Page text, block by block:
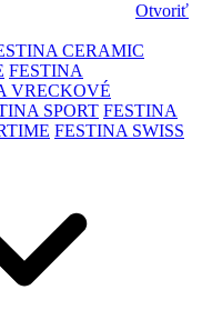
Otvoriť
CERAMIC
FESTINA
VRECKOVÉ
SPORT FESTINA
FESTINA SWISS